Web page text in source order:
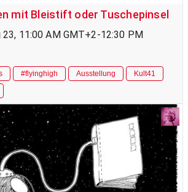
mit Bleistift oder Tuschepinsel
23, 11:00 AM GMT+2-12:30 PM
#flyinghigh Ausstellung
Kult41